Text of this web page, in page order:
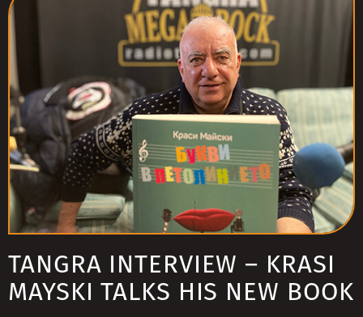
TANGRA INTERVIEW – KRASI
MAYSKI TALKS HIS NEW BOOK